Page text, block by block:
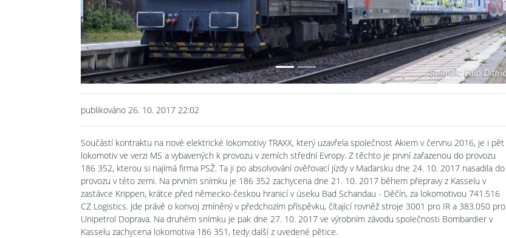
publikováno 26. 10. 2017 22:02
Součástí kontraktu na nové elektrické lokomotivy TRAXX, který uzavřela společnost Akiem v červnu 2016, je i pět
lokomotiv ve verzi MS a vybavených k provozu v zemích střední Evropy. Z těchto je první zařazenou do provozu
186 352, kterou si najímá firma PSŽ. Ta ji po absolvování ověřovací jízdy v Maďarsku dne 24. 10. 2017 nasadila do
provozu v této zemi. Na prvním snímku je 186 352 zachycena dne 21. 10. 2017 během přepravy z Kasselu v
zastávce Krippen, krátce před německo-českou hranicí v úseku Bad Schandau - Děčín, za lokomotivou 741.516
CZ Logistics. Jde právě o konvoj zmíněný v předchozím příspěvku, čítající rovněž stroje 3001 pro IR a 383.050 pro
Unipetrol Doprava. Na druhém snímku je pak dne 27. 10. 2017 ve výrobním závodu společnosti Bombardier v
Kasselu zachycena lokomotiva 186 351, tedy další z uvedené pětice.